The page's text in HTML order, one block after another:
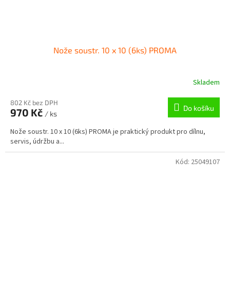
Nože soustr. 10 x 10 (6ks) PROMA
Skladem
802 Kč bez DPH
970 Kč / ks
Do košíku
Nože soustr. 10 x 10 (6ks) PROMA je praktický produkt pro dílnu,
servis, údržbu a...
Kód: 25049107